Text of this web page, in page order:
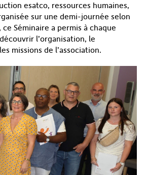
esatco, ressources humaines,
sur une demi-journée selon
Séminaire a permis à chaque
l’organisation, le
missions de l’association.